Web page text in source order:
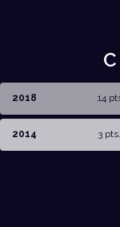
2018 14
2014 3 pts.